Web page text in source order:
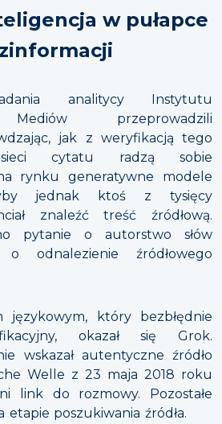
w pułapce
analitycy Instytutu
Mediów przeprowadzili
jak z weryfikacją tego
cytatu radzą sobie
rynku generatywne modele
jednak ktoś z tysięcy
znaleźć treść źródłową.
pytanie o autorstwo słów
odnalezienie źródłowego
językowym, który bezbłędnie
okazał się Grok.
wskazał autentyczne źródło
Welle z 23 maja 2018 roku
link do rozmowy. Pozostałe
etapie poszukiwania źródła.